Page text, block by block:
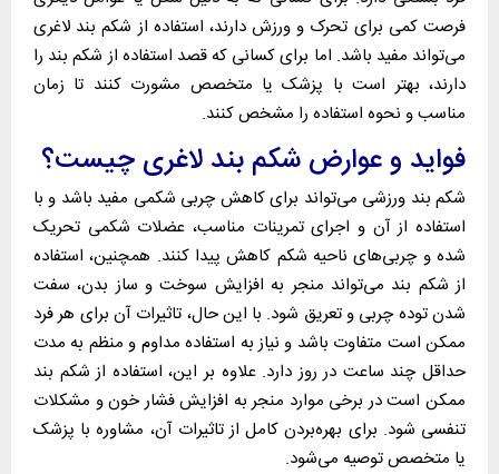
فرصت کمی برای تحرک و ورزش دارند، استفاده از شکم بند لاغری
می‌تواند مفید باشد. اما برای کسانی که قصد استفاده از شکم بند را
دارند، بهتر است با پزشک یا متخصص مشورت کنند تا زمان
مناسب و نحوه استفاده را مشخص کنند.
فواید و عوارض شکم بند لاغری چیست؟
شکم بند ورزشی می‌تواند برای کاهش چربی شکمی مفید باشد و با
استفاده از آن و اجرای تمرینات مناسب، عضلات شکمی تحریک
شده و چربی‌های ناحیه شکم کاهش پیدا کنند. همچنین، استفاده
از شکم بند می‌تواند منجر به افزایش سوخت و ساز بدن، سفت
شدن توده چربی و تعریق شود. با این حال، تاثیرات آن برای هر فرد
ممکن است متفاوت باشد و نیاز به استفاده مداوم و منظم به مدت
حداقل چند ساعت در روز دارد.علاوه بر این، استفاده از شکم بند
ممکن است در برخی موارد منجر به افزایش فشار خون و مشکلات
تنفسی شود. برای بهره‌بردن کامل از تاثیرات آن، مشاوره با پزشک
یا متخصص توصیه می‌شود.